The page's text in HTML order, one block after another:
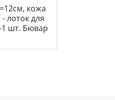
кожа
лоток для
1 шт. Бювар